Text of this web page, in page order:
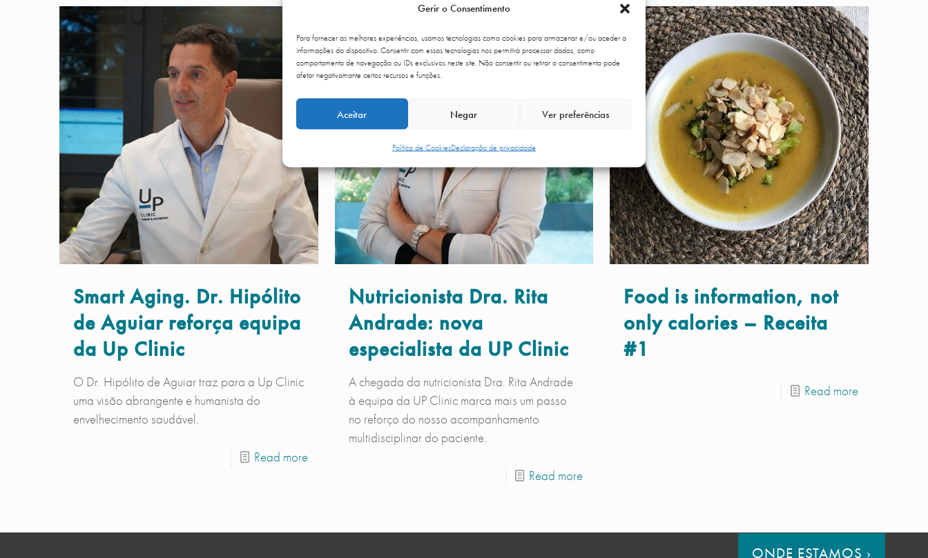
Gerir o Consentimento
Para fornecer as melhores experiências, usamos tecnologias como cookies para armazenar e/ou aceder a
informações do dispositivo. Consentir com essas tecnologias nos permitirá processar dados, como
comportamento de navegação ou IDs exclusivos neste site. Não consentir ou retirar o consentimento pode
afetar negativamante certos recursos e funções.
Aceitar Negar Ver preferências
Política de CookiesDeclaração de privacidade
Smart Aging. Dr. Hipólito
de Aguiar reforça equipa
da Up Clinic
O Dr. Hipólito de Aguiar traz para a Up Clinic
uma visão abrangente e humanista do
envelhecimento saudável.
Read more
Nutricionista Dra. Rita
Andrade: nova
especialista da UP Clinic
A chegada da nutricionista Dra. Rita Andrade
à equipa da UP Clinic marca mais um passo
no reforço do nosso acompanhamento
multidisciplinar do paciente.
Read more
Food is information, not
only calories – Receita
#1
Read more
ONDE ESTAMOS ›